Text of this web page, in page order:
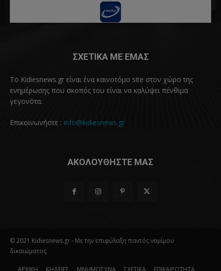
ΣΧΕΤΙΚΑ ΜΕ ΕΜΑΣ
Το Kidiesnews.gr είναι ένα καινοτόμο site στον χώρο της
ενημέρωσης που σκοπός του είναι να καλύψει πένθιμα
γεγονότα.
Επικοινωνήστε : info@kidiesnews.gr
ΑΚΟΛΟΥΘΗΣΤΕ ΜΑΣ
© 2021 Kidiesnews.gr - Με την επιφύλαξη παντός νομίμου
δικαιώματος
ΑΡΧΙΚΗ ΚΗΔΕΙΕΣ ΜΝΗΜΟΣΥΝΑ ΣΧΕΤΙΚΑ ΕΠΙΚΑΙΡΟΤΗΤΑ